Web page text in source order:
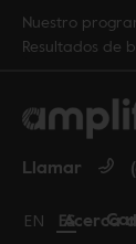
Nuestro
Resultados de
Acerca
Llamar
Change
EN Cambiar
ES